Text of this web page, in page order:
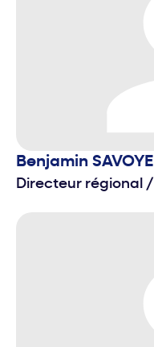
Benjamin SAVOYE
Directeur régional /